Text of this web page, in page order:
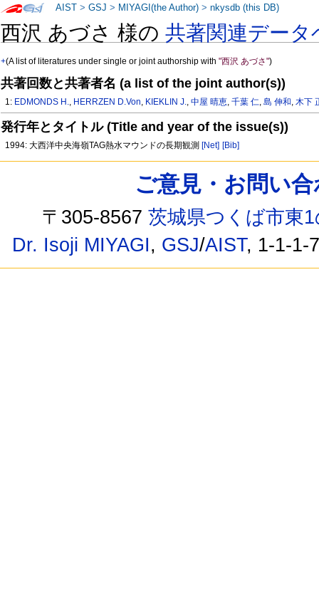
西沢 あづさ 様の共著関連データ
+(A list of literatures under single or joint authorship with"西沢 あづさ")
共著回数と共著者名 (a list of the joint author(s))
1: EDMONDS H., HERRZEN D.Von, KIEKLIN J.,中屋 晴恵,千葉 仁,島 伸和,木下
発行年とタイトル (Title and year of the issue(s))
1994: 大西洋中央海嶺TAG熱水マウンドの長期観測 [Net] [Bib]
AIST >GSJ > MIYAGI(the Author) >nkysdb (this DB)
ご意見・お問い
〒305-8567茨城県つくば市東
Dr. Isoji MIYAGI, GSJ/AIST, 1-1-1-